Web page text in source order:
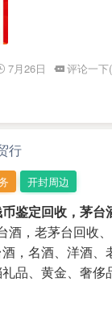
7月26日
评论一下
行
开封周边
鉴定回收，茅台
酒，老茅台回收
，名酒、洋酒、
品、黄金、奢